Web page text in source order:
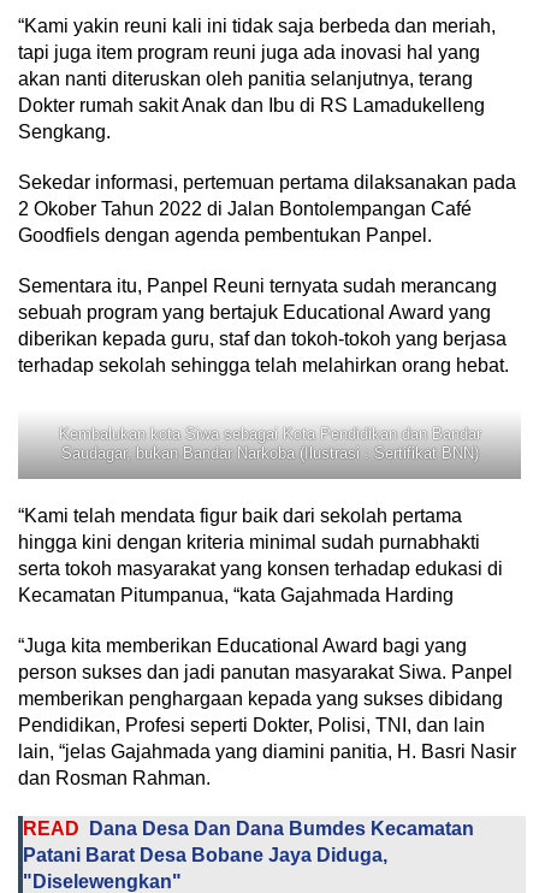
“Kami yakin reuni kali ini tidak saja berbeda dan meriah,
tapi juga item program reuni juga ada inovasi hal yang
akan nanti diteruskan oleh panitia selanjutnya, terang
Dokter rumah sakit Anak dan Ibu di RS Lamadukelleng
Sengkang.
Sekedar informasi, pertemuan pertama dilaksanakan pada
2 Okober Tahun 2022 di Jalan Bontolempangan Café
Goodfiels dengan agenda pembentukan Panpel.
Sementara itu, Panpel Reuni ternyata sudah merancang
sebuah program yang bertajuk Educational Award yang
diberikan kepada guru, staf dan tokoh-tokoh yang berjasa
terhadap sekolah sehingga telah melahirkan orang hebat.
Kembalukan kota Siwa sebagai Kota Pendidikan dan Bandar
Saudagar, bukan Bandar Narkoba (Ilustrasi : Sertifikat BNN)
“Kami telah mendata figur baik dari sekolah pertama
hingga kini dengan kriteria minimal sudah purnabhakti
serta tokoh masyarakat yang konsen terhadap edukasi di
Kecamatan Pitumpanua, “kata Gajahmada Harding
“Juga kita memberikan Educational Award bagi yang
person sukses dan jadi panutan masyarakat Siwa. Panpel
memberikan penghargaan kepada yang sukses dibidang
Pendidikan, Profesi seperti Dokter, Polisi, TNI, dan lain
lain, “jelas Gajahmada yang diamini panitia, H. Basri Nasir
dan Rosman Rahman.
READ
Dana Desa Dan Dana Bumdes Kecamatan
Patani Barat Desa Bobane Jaya Diduga,
"Diselewengkan"